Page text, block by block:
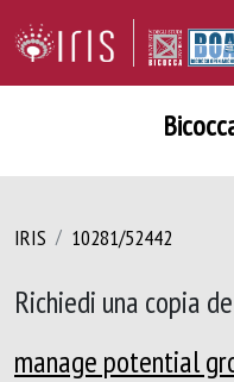
IRIS 10281/52442
Richiedi una copia
manage potential